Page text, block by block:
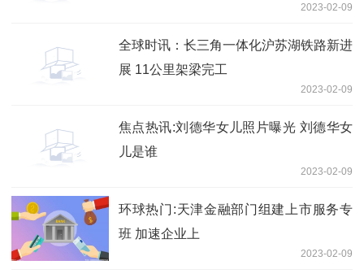
2023-02-09
全球时讯：长三角一体化沪苏湖铁路新进
展 11公里架梁完工
2023-02-09
焦点热讯:刘德华女儿照片曝光 刘德华女
儿是谁
2023-02-09
环球热门:天津金融部门组建上市服务专
班 加速企业上
2023-02-09